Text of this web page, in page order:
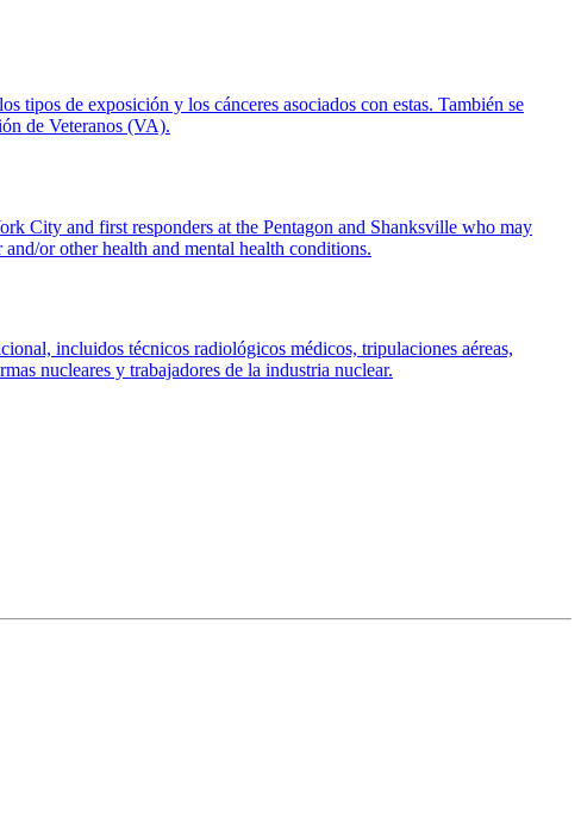
tipos de exposición y los cánceres asociados con estas. También se
de Veteranos (VA).
City and first responders at the Pentagon and Shanksville who may
or other health and mental health conditions.
incluidos técnicos radiológicos médicos, tripulaciones aéreas,
nucleares y trabajadores de la industria nuclear.